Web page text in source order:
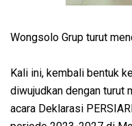
Wongsolo Grup turut
Kali ini, kembali bentuk
diwujudkan dengan turut
acara Deklarasi